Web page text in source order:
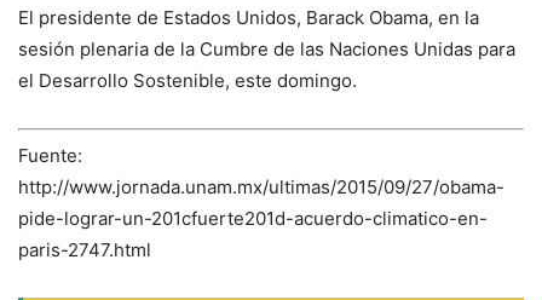
El presidente de Estados Unidos, Barack Obama, en la
sesión plenaria de la Cumbre de las Naciones Unidas para
el Desarrollo Sostenible, este domingo.
Fuente:
http://www.jornada.unam.mx/ultimas/2015/09/27/obama-
pide-lograr-un-201cfuerte201d-acuerdo-climatico-en-
paris-2747.html